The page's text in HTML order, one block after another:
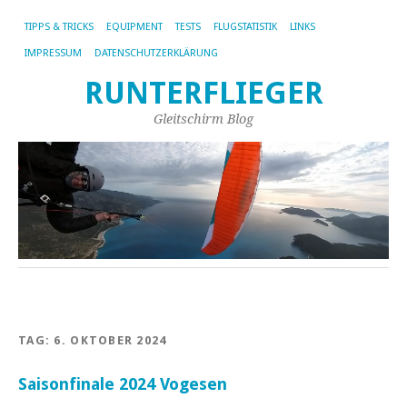
TIPPS & TRICKS EQUIPMENT TESTS FLUGSTATISTIK LINKS
IMPRESSUM DATENSCHUTZERKLÄRUNG
RUNTERFLIEGER
Gleitschirm Blog
TAG: 6. OKTOBER 2024
Saisonfinale 2024 Vogesen